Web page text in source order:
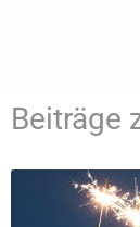
Beiträge